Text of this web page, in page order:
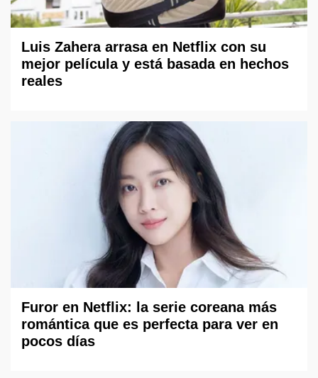
Luis Zahera arrasa en Netflix con su
mejor película y está basada en hechos
reales
Furor en Netflix: la serie coreana más
romántica que es perfecta para ver en
pocos días